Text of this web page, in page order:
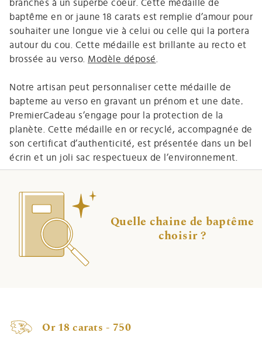
branches à un superbe coeur. Cette médaille de
baptême en or jaune 18 carats est remplie d’amour pour
souhaiter une longue vie à celui ou celle qui la portera
autour du cou. Cette médaille est brillante au recto et
brossée au verso. Modèle déposé
Notre artisan peut personnaliser cette médaille de
bapteme au verso en gravant un prénom et une date.
PremierCadeau s’engage pour la protection de la
planète. Cette médaille en or recyclé, accompagnée de
son certificat d’authenticité, est présentée dans un bel
écrin et un joli sac respectueux de l’environnement.
Quelle chaine de baptême
choisir ?
Or 18 carats - 750